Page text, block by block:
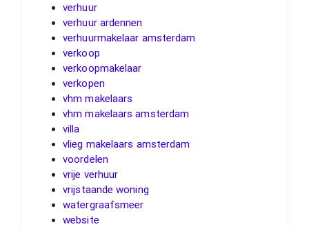
verhuur
verhuur ardennen
verhuurmakelaar amsterdam
verkoop
verkoopmakelaar
verkopen
vhm makelaars
vhm makelaars amsterdam
villa
vlieg makelaars amsterdam
voordelen
vrije verhuur
vrijstaande woning
watergraafsmeer
website